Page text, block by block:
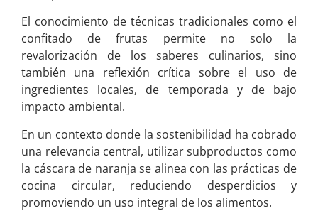
El conocimiento de técnicas tradicionales como el
confitado de frutas permite no solo la
revalorización de los saberes culinarios, sino
también una reflexión crítica sobre el uso de
ingredientes locales, de temporada y de bajo
impacto ambiental.
En un contexto donde la sostenibilidad ha cobrado
una relevancia central, utilizar subproductos como
la cáscara de naranja se alinea con las prácticas de
cocina circular, reduciendo desperdicios y
promoviendo un uso integral de los alimentos.